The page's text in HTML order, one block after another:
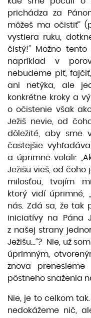
prichádza za
môžeš ma očistiť“
vystiera ruku,
čistý!“ Možno
napríklad v
nebudeme piť,
ani netýka, ale
konkrétne kroky a
o očistenie však
Ježiš nevie, od
dôležité, aby sme
častejšie
a úprimne volali:
Ježišu vieš, od
milosťou, tvojím
ktorý vidí úprimné,
nás. Zdá sa, že tak
iniciatívy na Pána
z našej strany
Ježišu...“? Nie, už
úprimným,
znova
pôstneho snaženia
Nie, je to celkom
nedokážeme nič,